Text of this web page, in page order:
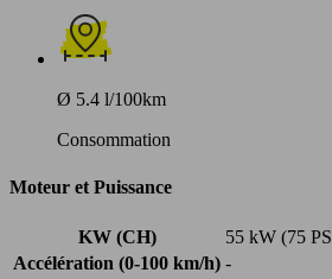
Ø 5.4 l/100km
Consommation
Moteur et Puissance
KW (CH)
55 kW (75
Accélération (0-100 km/h) -